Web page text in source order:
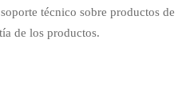
técnico sobre productos de
de los productos.